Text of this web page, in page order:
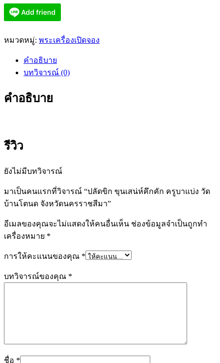
หมวดหมู่: พระเครื่องเปิดจอง
คำอธิบาย
บทวิจารณ์ (0)
คำอธิบาย
รีวิว
ยังไม่มีบทวิจารณ์
มาเป็นคนแรกที่วิจารณ์ “ปลัดขิก ขุนเสน่ห์คึกคัก ครูบาแบ่ง วัด
บ้านโตนด จังหวัดนครราชสีมา”
อีเมลของคุณจะไม่แสดงให้คนอื่นเห็น ช่องข้อมูลจำเป็นถูกทำ
เครื่องหมาย *
การให้คะแนนของคุณ *
บทวิจารณ์ของคุณ *
ชื่อ *